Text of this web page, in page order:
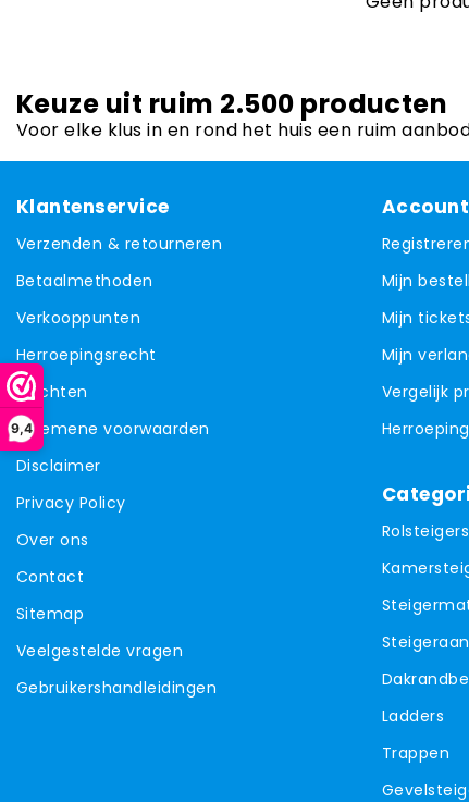
9,4
Keuze uit ruim 2.500 producten
Voor elke klus in en rond het huis een ruim
Klantenservice
Verzenden & retourneren
Betaalmethoden
Verkooppunten
Herroepingsrecht
Klachten
Algemene voorwaarden
Disclaimer
Privacy Policy
Over ons
Contact
Sitemap
Veelgestelde vragen
Gebruikershandleidingen
Account
Mijn
Mijn
Mijn
Vergelijk
Rolsteigers
Ladders
Trappen